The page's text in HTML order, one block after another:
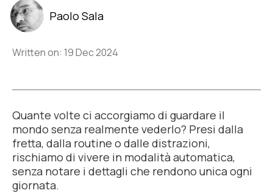
Paolo Sala
Written on: 19 Dec 2024
Quante volte ci accorgiamo di guardare il
mondo senza realmente vederlo? Presi dalla
fretta, dalla routine o dalle distrazioni,
rischiamo di vivere in modalità automatica,
senza notare i dettagli che rendono unica ogni
giornata.